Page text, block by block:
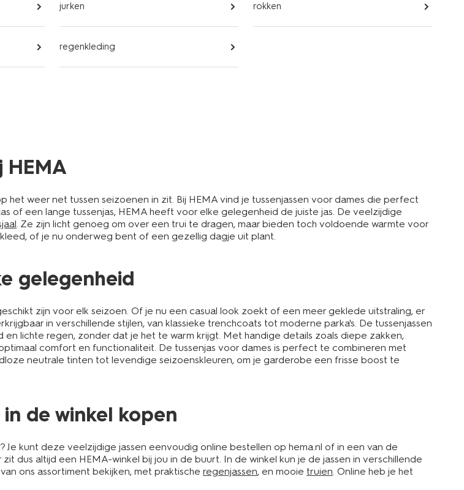
jurken rokken
regenkleding
HEMA
het weer net tussen seizoenen in zit. Bij HEMA vind je tussenjassen voor dames die perfect
of een lange tussenjas, HEMA heeft voor elke gelegenheid de juiste jas. De veelzijdige
. Ze zijn licht genoeg om over een trui te dragen, maar bieden toch voldoende warmte voor
of je nu onderweg bent of een gezellig dagje uit plant.
gelegenheid
zijn voor elk seizoen. Of je nu een casual look zoekt of een meer geklede uitstraling, er
in verschillende stijlen, van klassieke trenchcoats tot moderne parka's. De tussenjassen
lichte regen, zonder dat je het te warm krijgt. Met handige details zoals diepe zakken,
comfort en functionaliteit. De tussenjas voor dames is perfect te combineren met
neutrale tinten tot levendige seizoenskleuren, om je garderobe een frisse boost te
de winkel kopen
kunt deze veelzijdige jassen eenvoudig online bestellen op hema.nl of in een van de
dus altijd een HEMA-winkel bij jou in de buurt. In de winkel kun je de jassen in verschillende
ons assortiment bekijken, met praktische regenjassen, en mooie truien. Online heb je het